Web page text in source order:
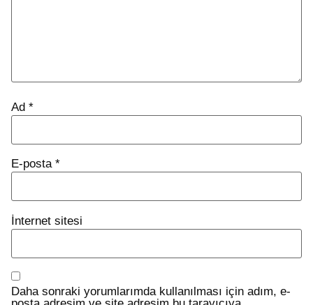
Ad *
E-posta *
İnternet sitesi
Daha sonraki yorumlarımda kullanılması için adım, e-